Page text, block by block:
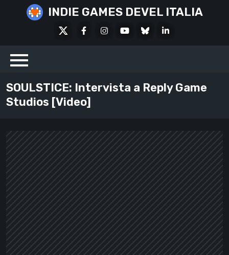
INDIE GAMES DEVEL ITALIA
FacebookInstagramYoutubeBlueskyLinkedIn
SOULSTICE: Intervista a Reply Game
Studios [Video]